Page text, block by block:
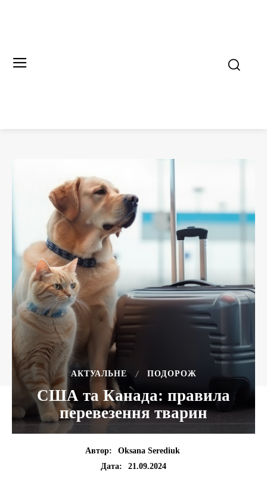
АКТУАЛЬНЕ ПОДОРОЖ
США та Канада: правила
перевезення тварин
Автор:
Oksana Serediuk
Дата:
21.09.2024